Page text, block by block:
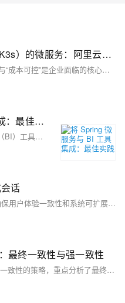
基于 Docker 与 Kubernetes（K3s）的微服务：阿里云生产环境扩容实践
在微服务架构中，如何实现“稳定扩容”与“成本可控”是企业面临的核心挑战。本文结合 Python FastAPI 微服务实战，详解如何基于阿里云基础设施，利用 Docker 封装服务、K3s 实现容器编排，构建生产级微服务架构。内容涵盖容器构建、集群部署、自动扩缩容、可观测性等关键环节，适配阿里云资源特性与服务生态，助力企业打造低成本、高可靠、易扩展的微服务解决方案。
将 Spring 微服务与 BI 工具集成：最佳实践
本文探讨了 Spring 微服务与商业智能（BI）工具集成的潜力与实践。随着微服务架构和数据分析需求的增长，Spring Boot 和 Spring Cloud 提供了构建可扩展、弹性服务的框架，而 BI 工具则增强了数据可视化与实时分析能力。文章介绍了 Spring 微服务的核心概念、BI 工具在企业中的作用，并深入分析了两者集成带来的优势，如实时数据处理、个性化报告、数据聚合与安全保障。同时，文中还总结了集成过程中的最佳实践，包括事件驱动架构、集中配置管理、数据安全控制、模块化设计与持续优化策略，旨在帮助企业构建高效、智能的数据驱动系统。
话
在微服务架构中，管理分布式会话是确保用户体验一致性和系统可扩展性的关键挑战。本文探讨了在 Spring 框架下实现分布式会话管理的多种方法，包括集中式会话存储和客户端会话存储（如 Cookie），并分析了它们的优缺点。同时，文章还涵盖了与分布式会话相关的安全考虑，如数据加密、令牌验证、安全 Cookie 政策以及服务间身份验证。此外，文中强调了分布式会话在提升系统可扩展性、增强可用性、实现数据一致性及优化资源利用方面的显著优势。通过合理选择会话管理策略，结合 Spring 提供的强大工具，开发人员可以在保证系统鲁棒性的同时，提供无缝的用户体验。
最终一致性与强一致性
本文探讨了在Spring微服务中实现数据一致性的策略，重点分析了最终一致性和强一致性的定义、优缺点及适用场景。结合Spring Boot与Spring Cloud框架，介绍了如何根据业务需求选择合适的一致性模型，并提供了实现建议，帮助开发者在分布式系统中确保数据的可靠性与同步性。